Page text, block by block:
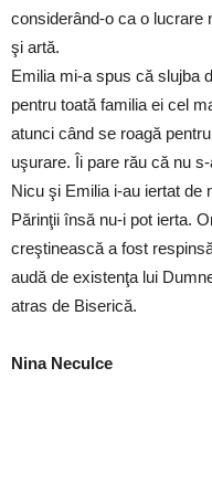
considerând-o ca o lucrare
şi artă.
Emilia mi-a spus că slujba
pentru toată familia ei cel
atunci când se roagă
uşurare. Îi pare rău că nu
Nicu şi Emilia i-au iertat de
Părinţii însă nu-i pot ierta.
creştinească a fost
audă de existenţa lui
atras de Biserică.
Nina Neculce